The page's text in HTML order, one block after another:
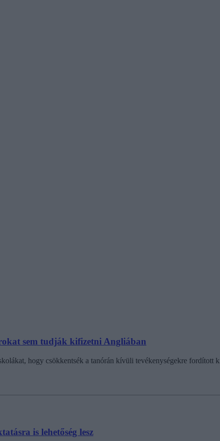
sem tudják kifizetni Angliában
hogy csökkentsék a tanórán kívüli tevékenységekre fordított
is lehetőség lesz